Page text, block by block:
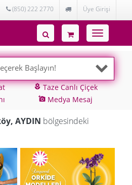
(850) 222 2770 Üye Girişi
Toggle
navigation
Başlayın!
local_floristTaze Canlı Çiçek
add_a_photo Medya Mesaj
AYDIN bölgesindeki